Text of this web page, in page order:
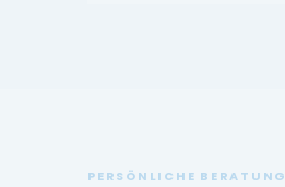
PERSÖNLICHE BERATUNG